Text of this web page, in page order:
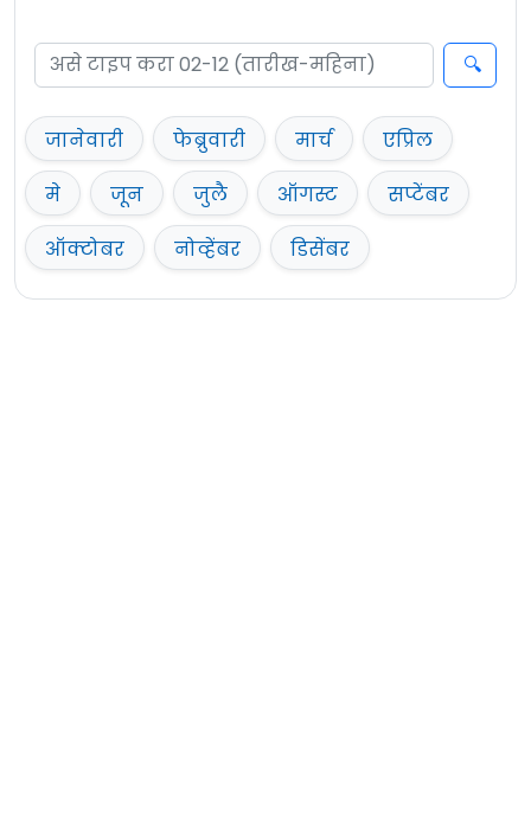
जानेवारी फेब्रुवारी मार्च
एप्रिल
मे
जून जुलै ऑगस्ट
सप्टेंबर
ऑक्टोबर
नोव्हेंबर डिसेंबर